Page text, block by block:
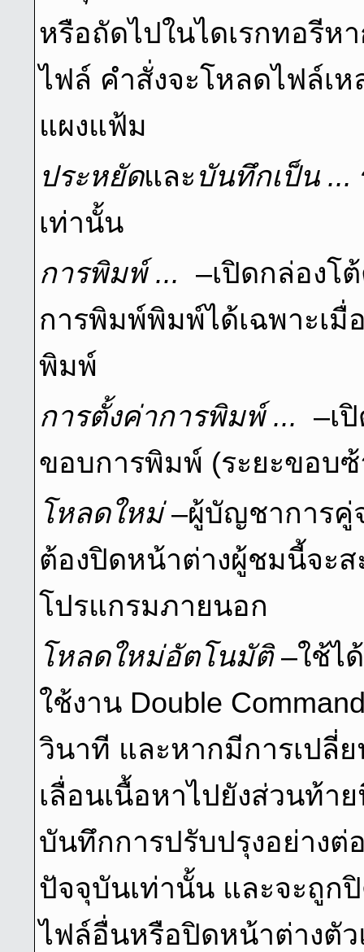
หรือถัดไปในไดเรกทอรีห
ไฟล์ คำสั่งจะโหลดไฟล์เ
แผงแฟ้ม
ประหยัดและ บันทึกเป็น ...
เท่านั้น
การพิมพ์ ... –เปิดกล่องโ
การพิมพ์พิมพ์ได้เฉพาะเ
พิมพ์
การตั้งค่าการพิมพ์ ... –เ
ขอบการพิมพ์ (ระยะขอบ
โหลดใหม่–ผู้บัญชาการคู่
ต้องปิดหน้าต่างผู้ชมนี้จะ
โปรแกรมภายนอก
โหลดใหม่อัตโนมัติ–ใช้ไ
ใช้งาน Double
วินาที และหากมีการเปลี่
เลื่อนเนื้อหาไปยังส่วนท้า
บันทึกการปรับปรุงอย่างต่
ปัจจุบันเท่านั้น และจะถูก
ไฟล์อื่นหรือปิดหน้าต่างตัว